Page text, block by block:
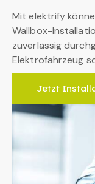
Mit elektrify
Wallbox-
zuverlässig
Elektrofahrzeug
Jetzt